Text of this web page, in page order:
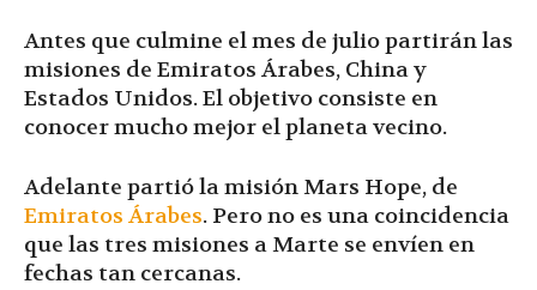
Antes que culmine el mes de julio partirán las
misiones de Emiratos Árabes, China y
Estados Unidos. El objetivo consiste en
conocer mucho mejor el planeta vecino.
Adelante partió la misión Mars Hope, de
Emiratos Árabes. Pero no es una coincidencia
que las tres misiones a Marte se envíen en
fechas tan cercanas.